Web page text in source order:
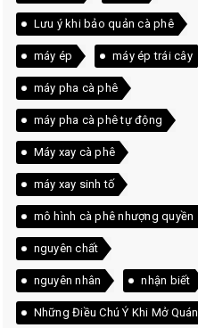
Lưu ý khi bảo quản cà phê
máy ép máy ép trái cây
máy pha cà phê
máy pha cà phê tự động
Máy xay cà phê
máy xay sinh tố
mô hình cà phê nhượng quyền
nguyên chất
nguyên nhân nhận biết
Những Điều Chú Ý Khi Mở Quán